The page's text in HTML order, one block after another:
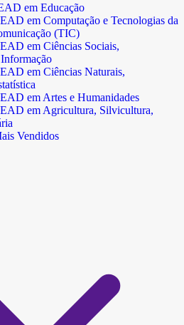
em Educação
em Computação e Tecnologias da
(TIC)
em Ciências Sociais,
em Ciências Naturais,
em Artes e Humanidades
em Agricultura, Silvicultura,
Vendidos